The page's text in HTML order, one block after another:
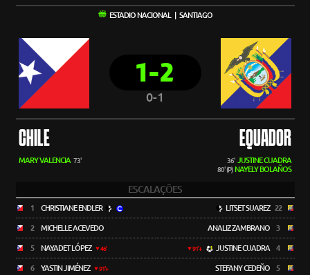
ESTADIO NACIONAL | SANTIAGO
1-2
0-1
CHILE EQUADOR
MARY VALENCIA 73' 36' JUSTINE CUADRA
80' (P) NAYELY BOLAÑOS
ESCALAÇÕES
1 CHRISTIANE ENDLER
2 MICHELLE ACEVEDO
5 NAYADET LÓPEZ 46'
6 YASTIN JIMÉNEZ 91'+
LITSET SUAREZ 22
ANALIZ ZAMBRANO 3
91'+ JUSTINE CUADRA 4
STEFANY CEDEÑO 5